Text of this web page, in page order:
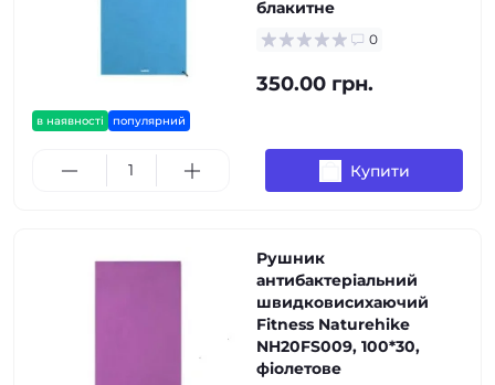
в наявності популярний
блакитне
0
350.00 грн.
Купити
Рушник
антибактеріальний
швидковисихаючий
Fitness Naturehike
NH20FS009, 100*30,
фіолетове